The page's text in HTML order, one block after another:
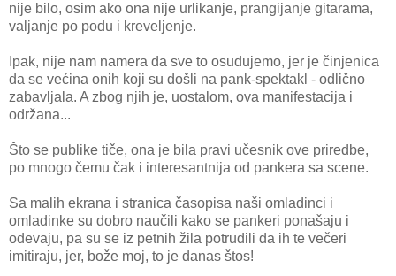
nije bilo, osim ako ona nije urlikanje, prangijanje gitarama,
valjanje po podu i kreveljenje.
Ipak, nije nam namera da sve to osuđujemo, jer je činjenica
da se većina onih koji su došli na pank-spektakl - odlično
zabavljala. A zbog njih je, uostalom, ova manifestacija i
održana...
Što se publike tiče, ona je bila pravi učesnik ove priredbe,
po mnogo čemu čak i interesantnija od pankera sa scene.
Sa malih ekrana i stranica časopisa naši omladinci i
omladinke su dobro naučili kako se pankeri ponašaju i
odevaju, pa su se iz petnih žila potrudili da ih te večeri
imitiraju, jer, bože moj, to je danas štos!